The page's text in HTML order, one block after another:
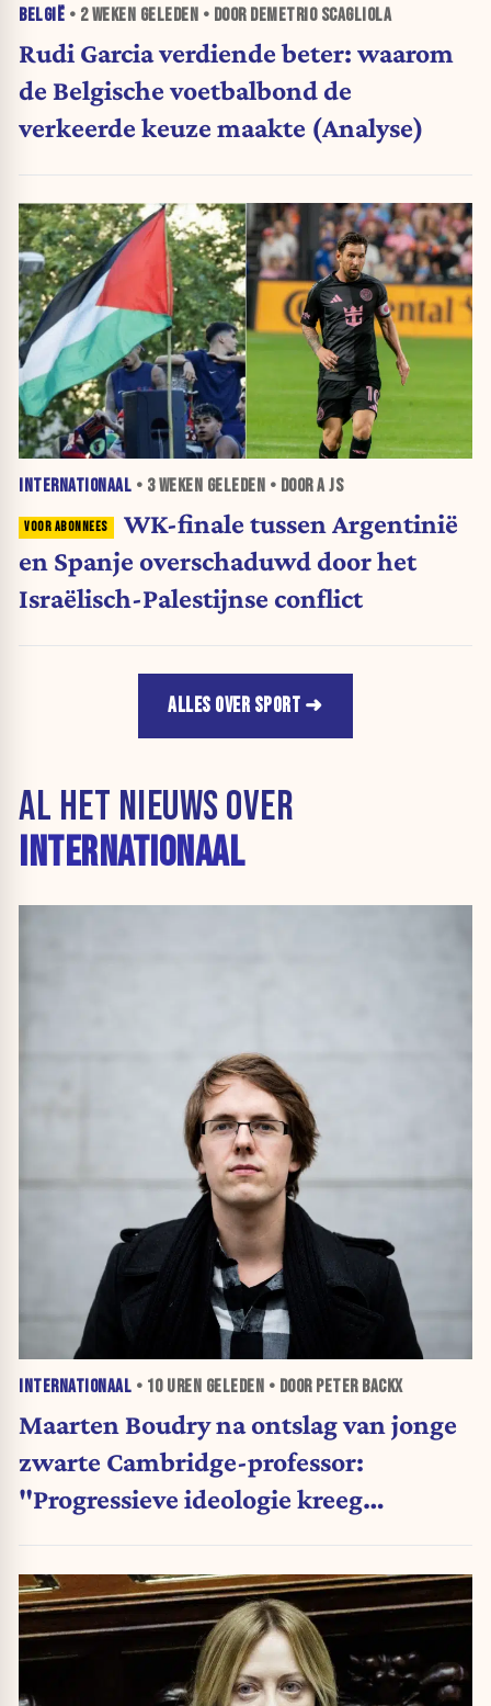
BELGIË • 2 WEKEN GELEDEN • DOOR DEMETRIO SCAGLIOLA
Rudi Garcia verdiende beter: waarom
de Belgische voetbalbond de
verkeerde keuze maakte (Analyse)
INTERNATIONAAL • 3 WEKEN GELEDEN • DOOR A JS
WK-finale tussen Argentinië
en Spanje overschaduwd door het
Israëlisch-Palestijnse conflict
ALLES OVER SPORT
AL HET NIEUWS OVER
INTERNATIONAAL
INTERNATIONAAL • 10 UREN GELEDEN • DOOR PETER BACKX
Maarten Boudry na ontslag van jonge
zwarte Cambridge-professor:
"Progressieve ideologie kreeg